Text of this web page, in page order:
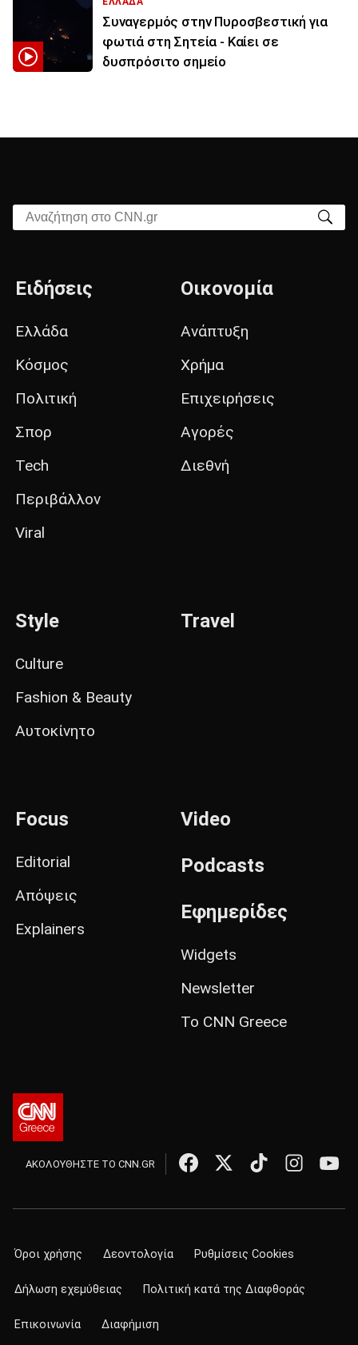
Συναγερμός στην Πυροσβεστική για
φωτιά στη Σητεία - Καίει σε
δυσπρόσιτο σημείο
Αναζήτηση στο CNN.gr
Ειδήσεις
Ελλάδα
Κόσμος
Πολιτική
Σπορ
Tech
Περιβάλλον
Viral
Οικονομία
Ανάπτυξη
Χρήμα
Επιχειρήσεις
Αγορές
Διεθνή
Style
Culture
Fashion & Beauty
Αυτοκίνητο
Travel
Focus
Editorial
Απόψεις
Explainers
Video
Podcasts
Εφημερίδες
Widgets
Newsletter
Το CNN Greece
ΑΚΟΛΟΥΘΗΣΤΕ ΤΟ CNN.GR
Όροι χρήσης Δεοντολογία Ρυθμίσεις Cookies
Δήλωση εχεμύθειας Πολιτική κατά της Διαφθοράς
Επικοινωνία Διαφήμιση